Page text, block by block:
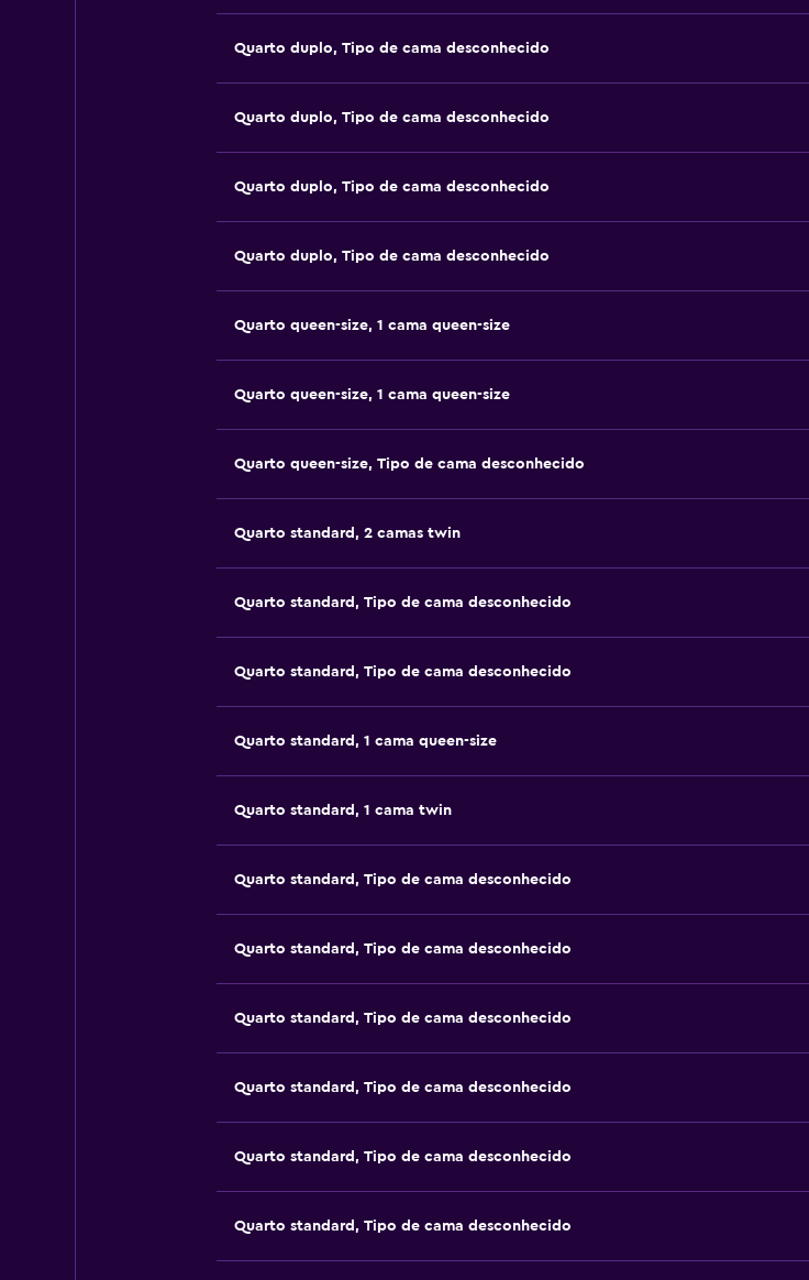
Quarto duplo, Tipo de cama desconhecido
Quarto duplo, Tipo de cama desconhecido
Quarto duplo, Tipo de cama desconhecido
Quarto duplo, Tipo de cama desconhecido
Quarto queen-size, 1 cama queen-size
Quarto queen-size, 1 cama queen-size
Quarto queen-size, Tipo de cama desconhecido
Quarto standard, 2 camas twin
Quarto standard, Tipo de cama desconhecido
Quarto standard, Tipo de cama desconhecido
Quarto standard, 1 cama queen-size
Quarto standard, 1 cama twin
Quarto standard, Tipo de cama desconhecido
Quarto standard, Tipo de cama desconhecido
Quarto standard, Tipo de cama desconhecido
Quarto standard, Tipo de cama desconhecido
Quarto standard, Tipo de cama desconhecido
Quarto standard, Tipo de cama desconhecido